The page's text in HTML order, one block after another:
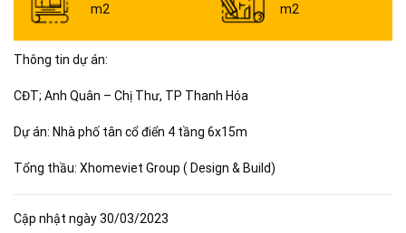
m2 m2
Thông tin dự án:
CĐT; Anh Quân – Chị Thư, TP Thanh Hóa
Dự án: Nhà phố tân cổ điển 4 tầng 6x15m
Tổng thầu: Xhomeviet Group ( Design & Build)
Cập nhật ngày 30/03/2023